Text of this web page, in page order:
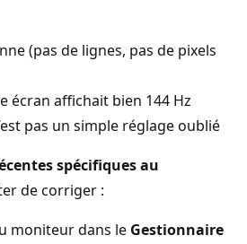
(pas de lignes, pas de pixels
écran affichait bien 144 Hz
pas un simple réglage oublié
spécifiques au
de corriger :
moniteur dans le Gestionnaire